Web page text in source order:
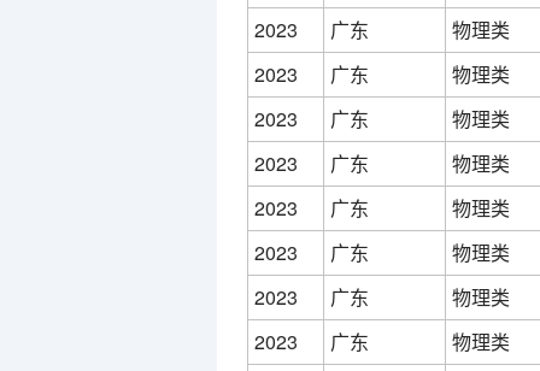
2023
广东
物理类
2023
广东
物理类
2023
广东
物理类
2023
广东
物理类
2023
广东
物理类
2023
广东
物理类
2023
广东
物理类
2023
广东
物理类